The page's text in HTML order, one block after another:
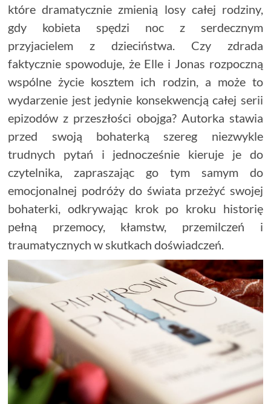
które dramatycznie zmienią losy całej rodziny,
gdy kobieta spędzi noc z serdecznym
przyjacielem z dzieciństwa. Czy zdrada
faktycznie spowoduje, że Elle i Jonas rozpoczną
wspólne życie kosztem ich rodzin, a może to
wydarzenie jest jedynie konsekwencją całej serii
epizodów z przeszłości obojga? Autorka stawia
przed swoją bohaterką szereg niezwykle
trudnych pytań i jednocześnie kieruje je do
czytelnika, zapraszając go tym samym do
emocjonalnej podróży do świata przeżyć swojej
bohaterki, odkrywając krok po kroku historię
pełną przemocy, kłamstw, przemilczeń i
traumatycznych w skutkach doświadczeń.